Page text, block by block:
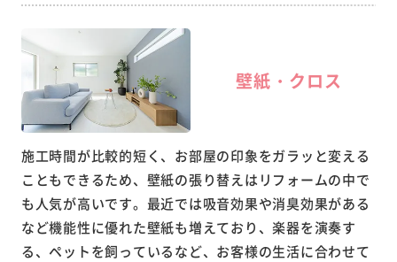
壁紙・クロス
施工時間が比較的短く、お部屋の印象をガラッと変える
こともできるため、壁紙の張り替えはリフォームの中で
も人気が高いです。最近では吸音効果や消臭効果がある
など機能性に優れた壁紙も増えており、楽器を演奏す
る、ペットを飼っているなど、お客様の生活に合わせて